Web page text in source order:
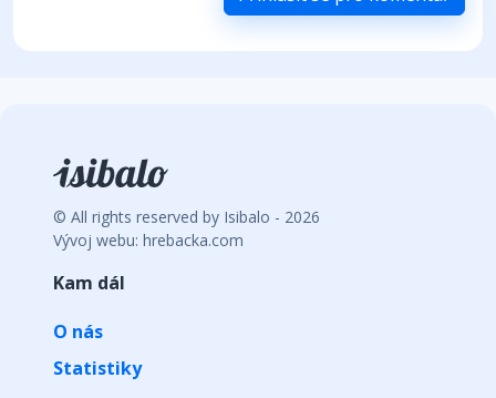
© All rights reserved by Isibalo - 2026
Vývoj webu: hrebacka.com
Kam dál
O nás
Statistiky